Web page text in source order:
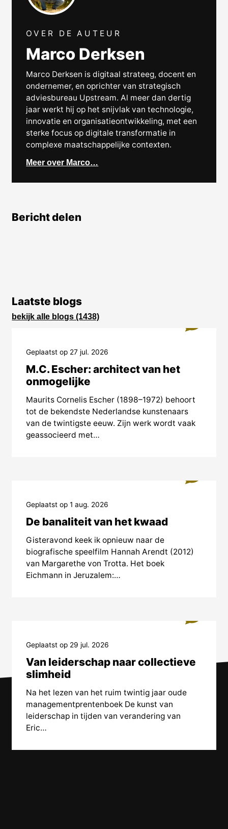
OVER DE AUTEUR
Marco Derksen
Marco Derksen is digitaal strateeg, docent en
ondernemer, en oprichter van strategisch
adviesbureau Upstream. Al meer dan dertig
jaar werkt hij op het snijvlak van technologie,
innovatie en organisatieontwikkeling, met een
sterke focus op digitale transformatie in
complexe maatschappelijke contexten.
Meer over Marco…
Bericht delen
Laatste blogs
bekijk alle blogs (1438)
Geplaatst op 27 jul. 2026
M.C. Escher: architect van het
onmogelijke
Maurits Cornelis Escher (1898–1972) behoort
tot de bekendste Nederlandse kunstenaars
van de twintigste eeuw. Zijn werk wordt vaak
geassocieerd met…
Geplaatst op 1 aug. 2026
De banaliteit van het kwaad
Gisteravond keek ik opnieuw naar de
biografische speelfilm Hannah Arendt (2012)
van Margarethe von Trotta. Het boek
Eichmann in Jeruzalem:…
Geplaatst op 29 jul. 2026
Van leiderschap naar collectieve
slimheid
Na het lezen van het ruim twintig jaar oude
managementprentenboek De kunst van
leiderschap in tijden van verandering van
Eric…